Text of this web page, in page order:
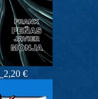
2,20 €